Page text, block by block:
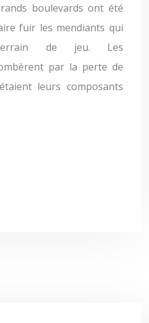
boulevards ont été
fuir les mendiants qui
de jeu. Les
par la perte de
leurs composants